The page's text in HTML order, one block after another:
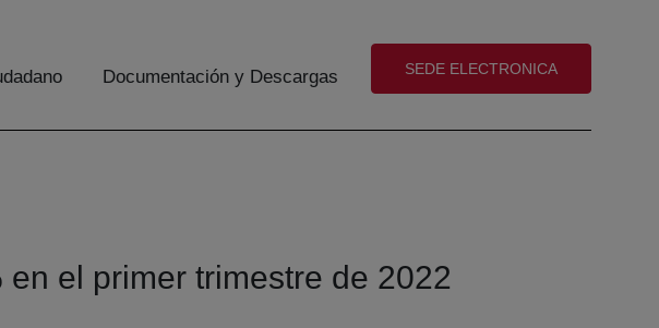
Documentación y Descargas (abre en nueva ventana)
SEDE ELECTRONICA
el primer trimestre de 2022